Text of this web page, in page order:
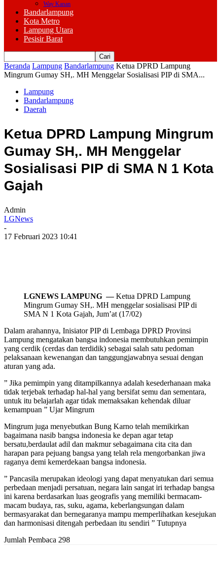
Way Kanan
Bandarlampung
Kota Metro
Lampung Utara
Pesisir Barat
Beranda Lampung Bandarlampung Ketua DPRD Lampung
Mingrum Gumay SH,. MH Menggelar Sosialisasi PIP di SMA...
Lampung
Bandarlampung
Daerah
Ketua DPRD Lampung Mingrum
Gumay SH,. MH Menggelar
Sosialisasi PIP di SMA N 1 Kota
Gajah
Admin
LGNews
-
17 Februari 2023 10:41
LGNEWS LAMPUNG —Ketua DPRD Lampung
Mingrum Gumay SH,. MH menggelar sosialisasi PIP di
SMA N 1 Kota Gajah, Jum’at (17/02)
Dalam arahannya, Inisiator PIP di Lembaga DPRD Provinsi
Lampung mengatakan bangsa indonesia membutuhkan pemimpin
yang cerdik (cerdas dan terdidik) sebagai salah satu pedoman
pelaksanaan kewenangan dan tanggungjawabnya sesuai dengan
aturan yang ada.
” Jika pemimpin yang ditampilkannya adalah kesederhanaan maka
tidak terjebak terhadap hal-hal yang bersifat semu dan sementara,
untuk itu belajarlah agar tidak memaksakan kehendak diluar
kemampuan ” Ujar Mingrum
Mingrum juga menyebutkan Bung Karno telah memikirkan
bagaimana nasib bangsa indonesia ke depan agar tetap
bersatu,berdaulat adil dan makmur sebagaimana cita cita dan
harapan para pejuang bangsa yang telah rela mengorbankan jiwa
raganya demi kemerdekaan bangsa indonesia.
” Pancasila merupakan ideologi yang dapat menyatukan dari semua
perbedaan menjadi persatuan, negara lain sangat iri terhadap bangsa
ini karena berdasarkan luas geografis yang memiliki bermacam-
macam budaya, ras, suku, agama, keberlangsungan dalam
bermasyarakat dan bernegaranya mampu memperlihatkan kesejukan
dan harmonisasi ditengah perbedaan itu sendiri ” Tutupnya
Jumlah Pembaca 298